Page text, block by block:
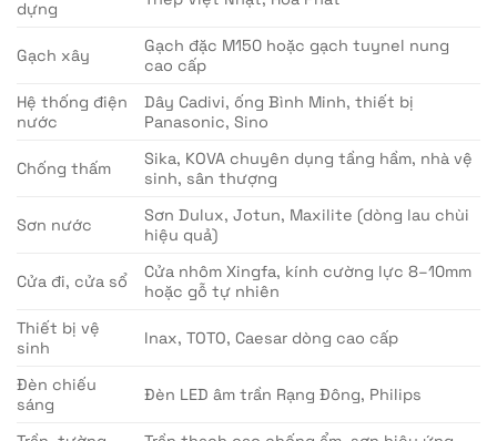
dựng
Gạch xây
Gạch đặc M150 hoặc gạch tuynel nung
cao cấp
Hệ thống điện
nước
Dây Cadivi, ống Bình Minh, thiết bị
Panasonic, Sino
Chống thấm
Sika, KOVA chuyên dụng tầng hầm, nhà vệ
sinh, sân thượng
Sơn nước
Sơn Dulux, Jotun, Maxilite (dòng lau chùi
hiệu quả)
Cửa đi, cửa sổ
Cửa nhôm Xingfa, kính cường lực 8–10mm
hoặc gỗ tự nhiên
Thiết bị vệ
sinh
Inax, TOTO, Caesar dòng cao cấp
Đèn chiếu
sáng
Đèn LED âm trần Rạng Đông, Philips